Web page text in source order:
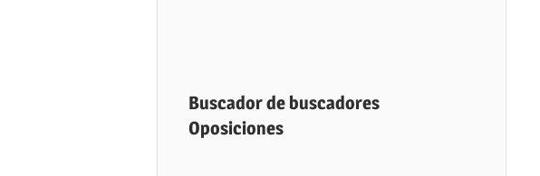
Buscador de buscadores
Oposiciones